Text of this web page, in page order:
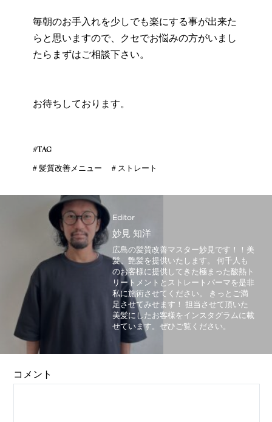
毎朝のお手入れを少しでも楽にする事が出来た
らと思いますので、クセでお悩みの方がいまし
たらまずはご相談下さい。
お待ちしております。
#TAG
# 髪質改善メニュー # ストレート
Editor
妙見 知洋
広島の髪質改善マスター妙見です！！美
髪、艶髪を提供いたします。 何千人も
のお客様に提供してきた極まった酸熱ト
リートメントとストレートパーマを是非
私に施術させてください。 きっとご満
足させてみせます！ 担当させて頂いた
美髪にしたお客様をインスタグラムに載
せています。ぜひご覧ください。
コメント